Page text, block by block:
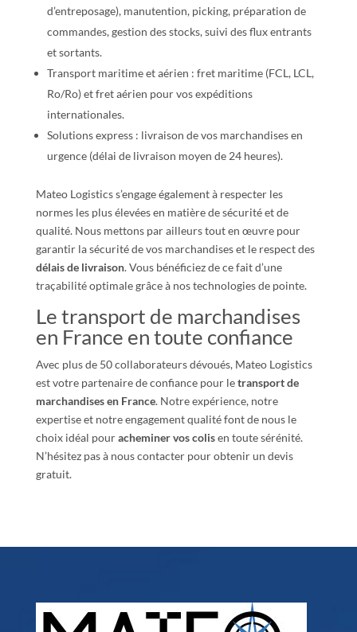
d’entreposage), manutention, picking, préparation de
commandes, gestion des stocks, suivi des flux entrants
et sortants.
Transport maritime et aérien : fret maritime (FCL, LCL,
Ro/Ro) et fret aérien pour vos expéditions
internationales.
Solutions express : livraison de vos marchandises en
urgence (délai de livraison moyen de 24 heures).
Mateo Logistics s’engage également à respecter les
normes les plus élevées en matière de sécurité et de
qualité. Nous mettons par ailleurs tout en œuvre pour
garantir la sécurité de vos marchandises et le respect des
délais de livraison. Vous bénéficiez de ce fait d’une
traçabilité optimale grâce à nos technologies de pointe.
Le transport de marchandises
en France en toute confiance
Avec plus de 50 collaborateurs dévoués, Mateo Logistics
est votre partenaire de confiance pour letransport de
marchandises en France. Notre expérience, notre
expertise et notre engagement qualité font de nous le
choix idéal pouracheminer vos colisen toute sérénité.
N’hésitez pas à nous contacter pour obtenir un devis
gratuit.